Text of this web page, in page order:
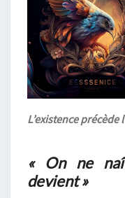
L’existence précède
« On ne
devient »